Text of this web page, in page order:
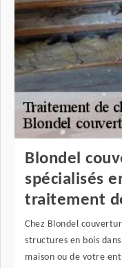
Blondel
spécialisés
traitement
Chez Blondel
structures en bois
maison ou de votre